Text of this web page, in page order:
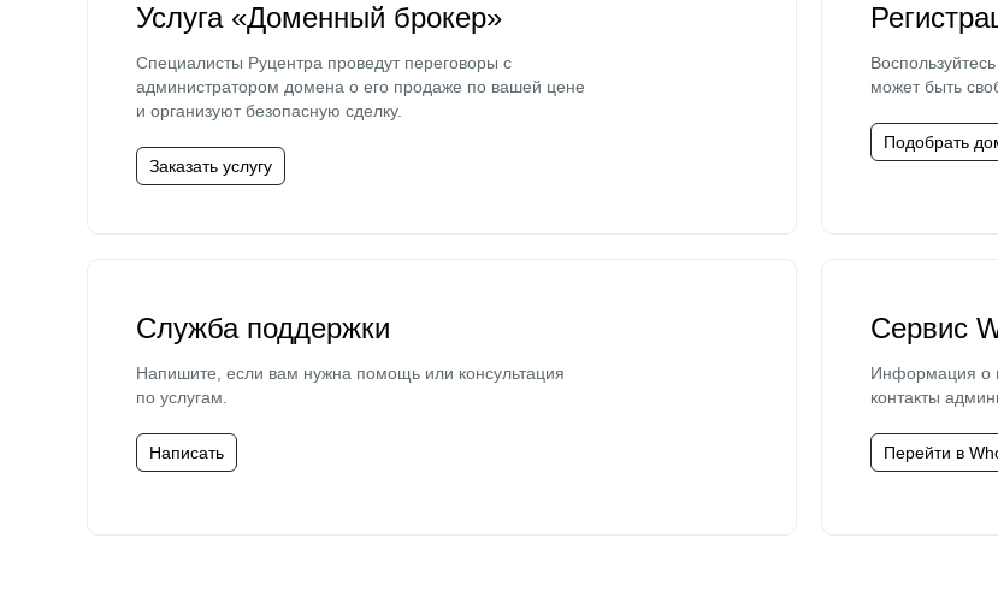
Услуга «Доменный брокер»
Специалисты Руцентра проведут переговоры с
администратором домена о его продаже по вашей цене
и организуют безопасную сделку.
Заказать услугу
может быть
Подобрать
Служба поддержки
Напишите, если вам нужна помощь или консультация
по услугам.
Написать
Сервис
Информация о
контакты
Перейти в